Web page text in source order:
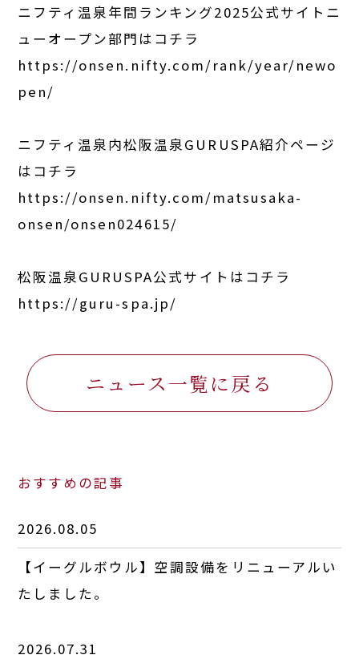
ニフティ温泉年間ランキング2025公式サイトニ
ューオープン部門はコチラ
https://onsen.nifty.com/rank/year/newo
pen/
ニフティ温泉内松阪温泉GURUSPA紹介ページ
はコチラ
https://onsen.nifty.com/matsusaka-
onsen/onsen024615/
松阪温泉GURUSPA公式サイトはコチラ
https://guru-spa.jp/
ニュース一覧に戻る
おすすめの記事
2026.08.05
【イーグルボウル】空調設備をリニューアルい
たしました。
2026.07.31